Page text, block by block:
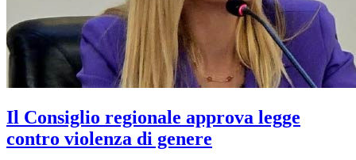
Il Consiglio regionale approva legge
contro violenza di genere